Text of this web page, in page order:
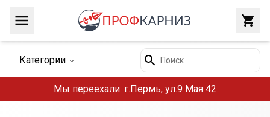
Навигация
Категории Поиск
Мы переехали: г.Пермь, ул.9 Мая 42